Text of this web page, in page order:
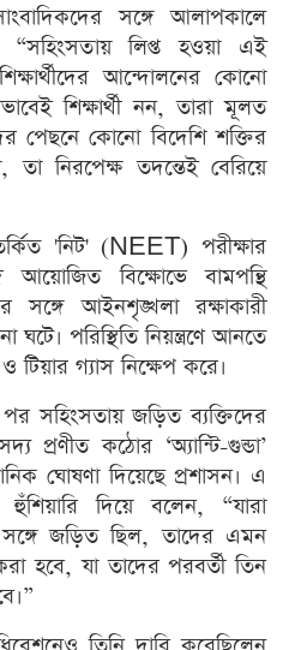
সঙ্গে আলাপকালে
“সহিংসতায় লিপ্ত হওয়া এই
আন্দোলনের কোনো
শিক্ষার্থী নন, তারা মূলত
পেছনে কোনো বিদেশি শক্তির
নিরপেক্ষ তদন্তেই বেরিয়ে
'নিট' (NEET) পরীক্ষার
আয়োজিত বিক্ষোভে বামপন্থি
সঙ্গে আইনশৃঙ্খলা রক্ষাকারী
ঘটে। পরিস্থিতি নিয়ন্ত্রণে আনতে
টিয়ার গ্যাস নিক্ষেপ করে।
পর সহিংসতায় জড়িত ব্যক্তিদের
প্রণীত কঠোর ‘অ্যান্টি-গুন্ডা’
ঘোষণা দিয়েছে প্রশাসন। এ
হুঁশিয়ারি দিয়ে বলেন, “যারা
জড়িত ছিল, তাদের এমন
হবে, যা তাদের পরবর্তী তিন